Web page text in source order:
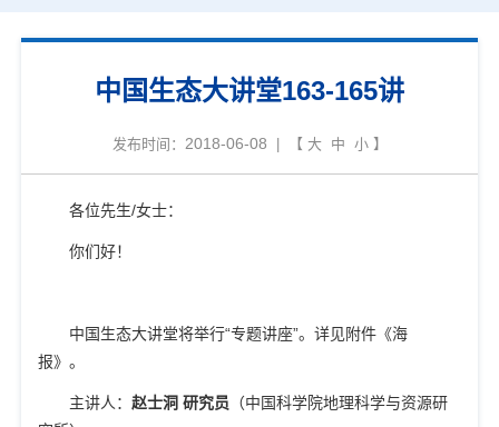
中国生态大讲堂163-165讲
发布时间： 2018-06-08 | 【 大 中 小】
各位先生/女士：
你们好！
中国生态大讲堂将举行“专题讲座”。详见附件《海
报》。
主讲人：赵士洞 研究员 （中国科学院地理科学与资源研